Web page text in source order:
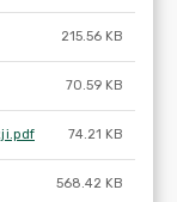
215.56 KB
70.59 KB
74.21 KB
568.42 KB